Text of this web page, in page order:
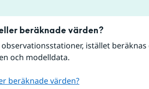
beräknade värden?
istället
och modelldata.
beräknade värden?